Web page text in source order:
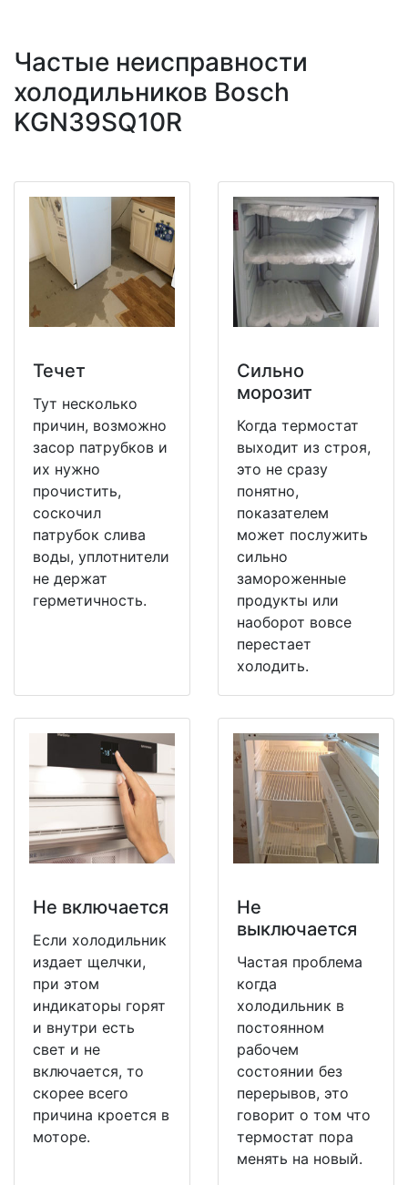
Частые неисправности
холодильников Bosch
KGN39SQ10R
Течет
Тут несколько
причин, возможно
засор патрубков и
их нужно
прочистить,
соскочил
патрубок слива
воды, уплотнители
не держат
герметичность.
Сильно
морозит
Когда термостат
выходит из строя,
это не сразу
понятно,
показателем
может послужить
сильно
замороженные
продукты или
наоборот вовсе
перестает
холодить.
Не включается
Если холодильник
издает щелчки,
при этом
индикаторы горят
и внутри есть
свет и не
включается, то
скорее всего
причина кроется в
моторе.
Не
выключается
Частая проблема
когда
холодильник в
постоянном
рабочем
состоянии без
перерывов, это
говорит о том что
термостат пора
менять на новый.